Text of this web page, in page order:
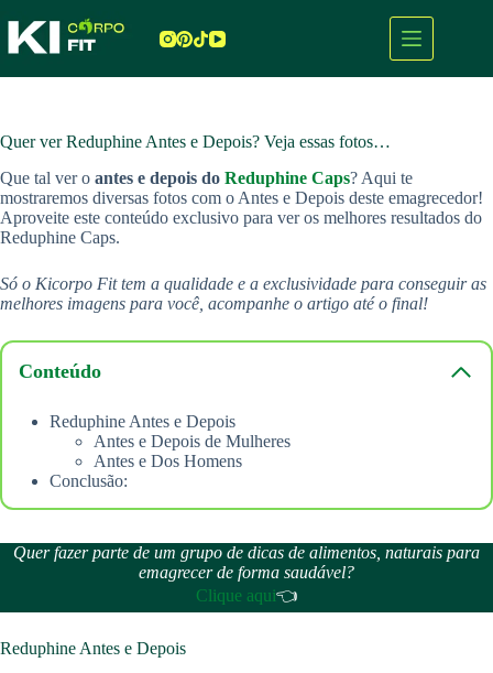
para
Quer ver Reduphine Antes e Depois? Veja essas fotos…
Que tal ver o antes e depois do Reduphine Caps? Aqui te
mostraremos diversas fotos com o Antes e Depois deste emagrecedor!
Aproveite este conteúdo exclusivo para ver os melhores resultados do
Reduphine Caps.
Só o Kicorpo Fit tem a qualidade e a exclusividade para conseguir as
melhores imagens para você, acompanhe o artigo até o final!
Conteúdo
Reduphine Antes e Depois
Antes e Depois de Mulheres
Antes e Dos Homens
Conclusão:
Quer fazer parte de um grupo de dicas de alimentos, naturais para
emagrecer de forma saudável?
Clique aqui👈
Reduphine Antes e Depois